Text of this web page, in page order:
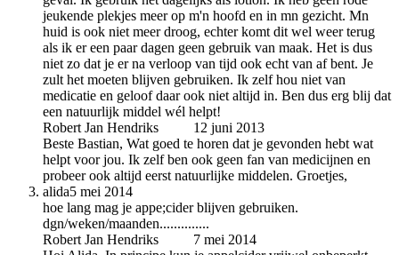
jeukende plekjes meer op m'n hoofd en in mn gezicht. Mn
huid is ook niet meer droog, echter komt dit wel weer terug
als ik er een paar dagen geen gebruik van maak. Het is dus
niet zo dat je er na verloop van tijd ook echt van af bent. Je
zult het moeten blijven gebruiken. Ik zelf hou niet van
medicatie en geloof daar ook niet altijd in. Ben dus erg blij dat
een natuurlijk middel wél helpt!
Robert Jan Hendriks
12 juni 2013
Beste Bastian, Wat goed te horen dat je gevonden hebt wat
helpt voor jou. Ik zelf ben ook geen fan van medicijnen en
probeer ook altijd eerst natuurlijke middelen. Groetjes,
alida5 mei 2014
hoe lang mag je appe;cider blijven gebruiken.
dgn/weken/maanden..............
Robert Jan Hendriks
7 mei 2014